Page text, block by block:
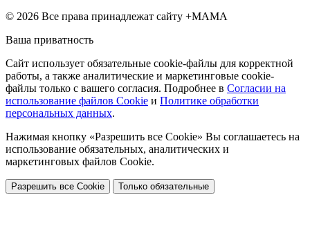
© 2026 Все права принадлежат сайту +МАМА
Ваша приватность
Сайт использует обязательные cookie-файлы для корректной
работы, а также аналитические и маркетинговые cookie-
файлы только с вашего согласия. Подробнее в Согласии на
использование файлов Cookie и Политике обработки
персональных данных.
Нажимая кнопку «Разрешить все Cookie» Вы соглашаетесь на
использование обязательных, аналитических и
маркетинговых файлов Cookie.
Разрешить все Cookie Только обязательные